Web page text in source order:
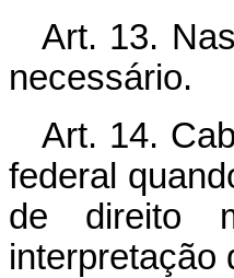
Art. 13.
necessário.
Art. 14.
federal
de direito
interpretação